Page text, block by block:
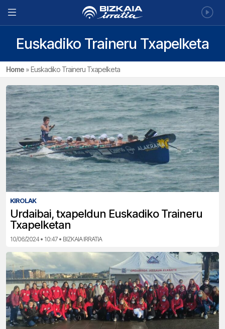
Euskadiko Traineru Txapelketa
Home »Euskadiko Traineru Txapelketa
KIROLAK
Urdaibai, txapeldun Euskadiko Traineru
Txapelketan
10/06/2024 • 10:47 • BIZKAIA IRRATIA